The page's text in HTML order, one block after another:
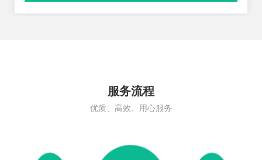
服务流程
优质、高效、用心服务